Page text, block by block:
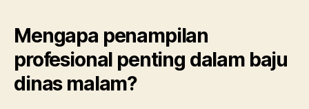
Mengapa penampilan
profesional penting dalam baju
dinas malam?